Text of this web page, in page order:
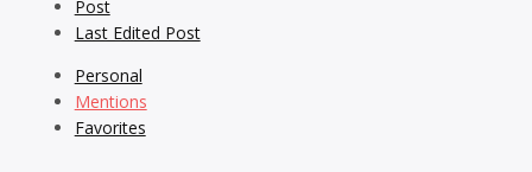
Last Edited Post
Personal
Mentions
Favorites